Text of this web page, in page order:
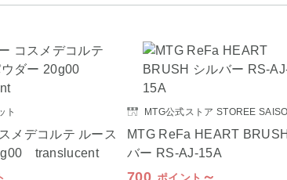
ト
メデコルテ ルース
translucent
MTG公式ストア STOREE
MTG ReFa HEART
バー RS-AJ-15A
700 ～